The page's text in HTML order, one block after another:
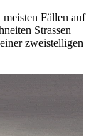
Fällen auf
Strassen
zweistelligen